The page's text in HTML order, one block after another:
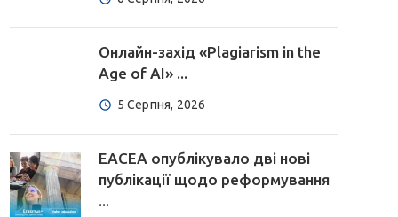
Онлайн-захід «Plagiarism in the
Age of AI» ...
5 Серпня, 2026
EACEA опублікувало дві нові
публікації щодо реформування
...